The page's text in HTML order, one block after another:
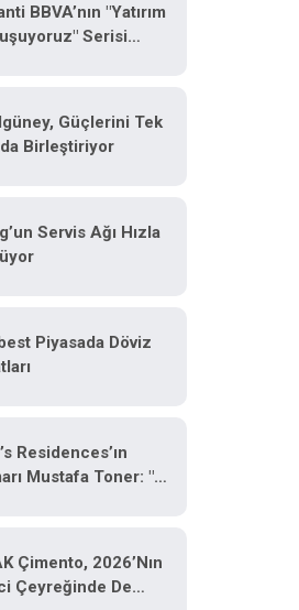
BBVA’nın "Yatırım
Serisi
Güçlerini Tek
Birleştiriyor
Servis Ağı Hızla
Piyasada Döviz
Residences’ın
Mustafa Toner: "5
Çimento, 2026’nın
Çeyreğinde De